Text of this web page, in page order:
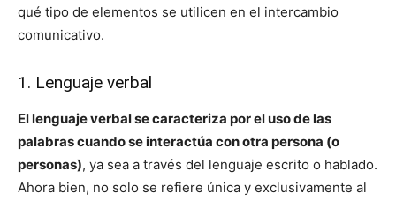
qué tipo de elementos se utilicen en el intercambio
comunicativo.
1. Lenguaje verbal
El lenguaje verbal se caracteriza por el uso de las
palabras cuando se interactúa con otra persona (o
personas), ya sea a través del lenguaje escrito o hablado.
Ahora bien, no solo se refiere única y exclusivamente al